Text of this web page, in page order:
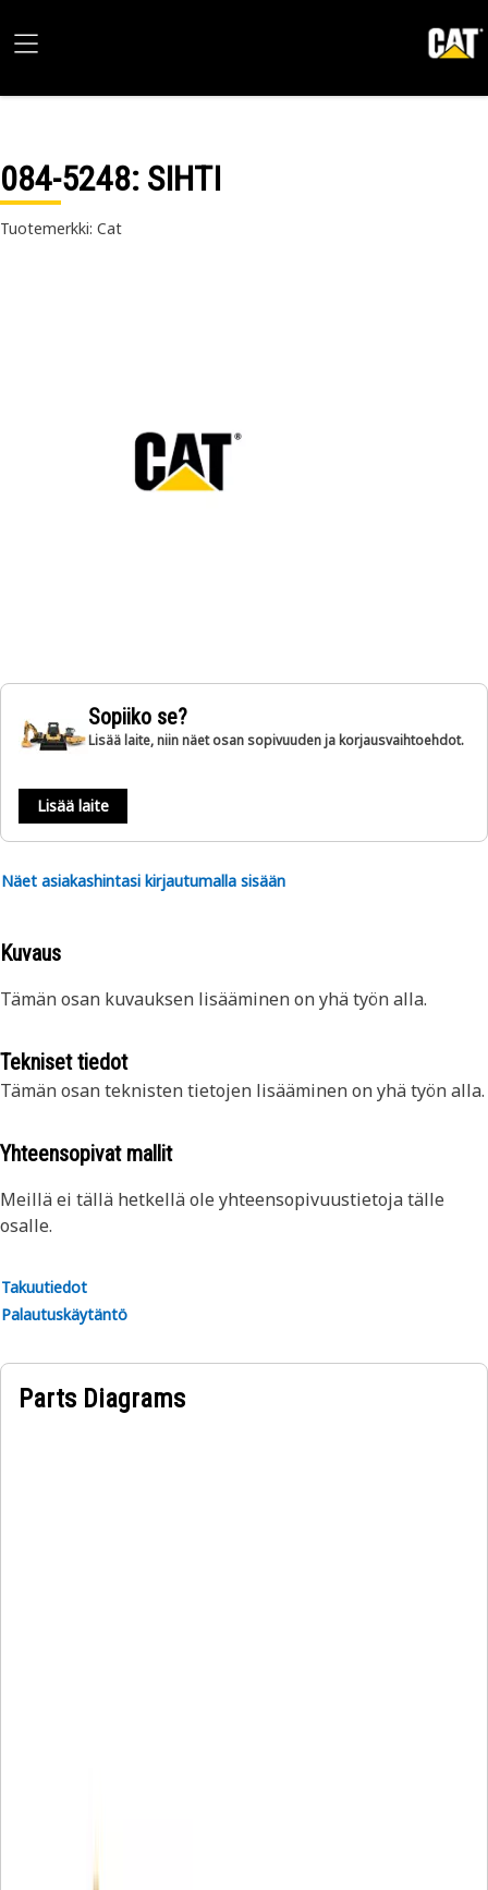
084-5248: SIHTI
Tuotemerkki: Cat
Sopiiko se?
Lisää laite, niin näet osan sopivuuden ja korjausvaihtoehdot.
Lisää laite
Näet asiakashintasi kirjautumalla sisään
Kuvaus
Tämän osan kuvauksen lisääminen on yhä työn alla.
Tekniset tiedot
Tämän osan teknisten tietojen lisääminen on yhä työn alla.
Yhteensopivat mallit
Meillä ei tällä hetkellä ole yhteensopivuustietoja tälle
osalle.
Takuutiedot
Palautuskäytäntö
Parts Diagrams